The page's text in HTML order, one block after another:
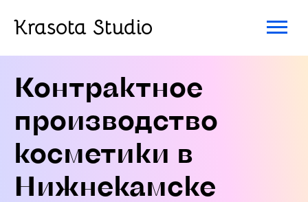
Krasota Studio
Контрактное
производство
косметики в
Нижнекамске